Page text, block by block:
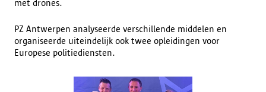
met drones.
PZ Antwerpen analyseerde verschillende middelen en
organiseerde uiteindelijk ook twee opleidingen voor
Europese politiediensten.